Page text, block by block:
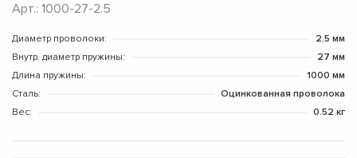
Арт.: 1000-27-2.5
Диаметр проволоки:
2.5 мм
Внутр. диаметр пружины:
27 мм
Длина пружины:
1000 мм
Сталь:
Оцинкованная проволока
Вес:
0.52 кг